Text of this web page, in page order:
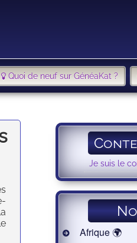
Quoi de neuf sur GénéaKat ?
Je suis le
Afrique 🌍